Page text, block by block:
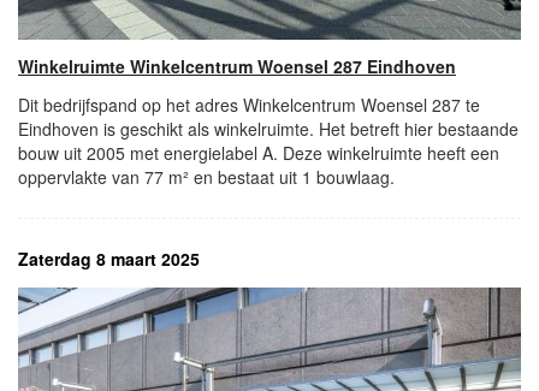
Winkelruimte Winkelcentrum Woensel 287 Eindhoven
Dit bedrijfspand op het adres Winkelcentrum Woensel 287 te
Eindhoven is geschikt als winkelruimte. Het betreft hier bestaande
bouw uit 2005 met energielabel A. Deze winkelruimte heeft een
oppervlakte van 77 m² en bestaat uit 1 bouwlaag.
Zaterdag 8 maart 2025